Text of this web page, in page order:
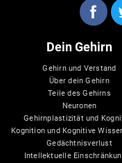
Dein Gehirn
Gehirn und Verstand
Über dein Gehirn
Teile des Gehirns
Neuronen
Gehirnplastizität und
Kognition und Kognitive
Gedächtnisverlust
Intellektuelle